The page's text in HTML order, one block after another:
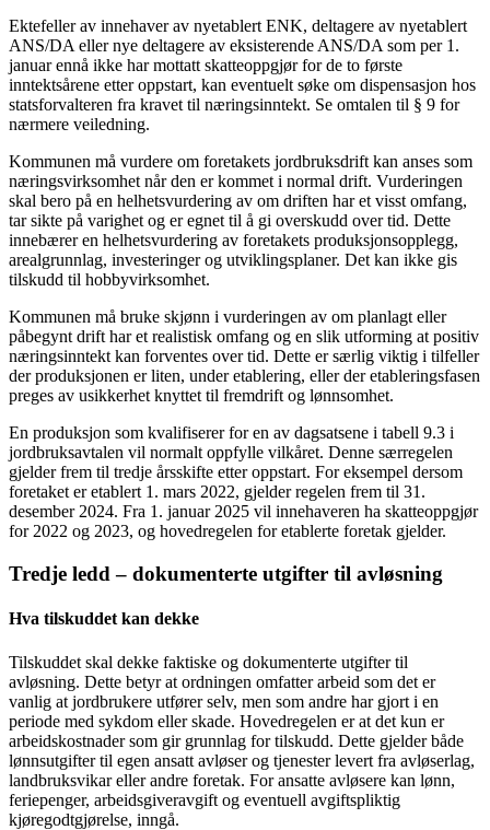
Ektefeller av innehaver av nyetablert ENK, deltagere av nyetablert
ANS/DA eller nye deltagere av eksisterende ANS/DA som per 1.
januar ennå ikke har mottatt skatteoppgjør for de to første
inntektsårene etter oppstart, kan eventuelt søke om dispensasjon hos
statsforvalteren fra kravet til næringsinntekt. Se omtalen til § 9 for
nærmere veiledning.
Kommunen må vurdere om foretakets jordbruksdrift kan anses som
næringsvirksomhet når den er kommet i normal drift. Vurderingen
skal bero på en helhetsvurdering av om driften har et visst omfang,
tar sikte på varighet og er egnet til å gi overskudd over tid. Dette
innebærer en helhetsvurdering av foretakets produksjonsopplegg,
arealgrunnlag, investeringer og utviklingsplaner. Det kan ikke gis
tilskudd til hobbyvirksomhet.
Kommunen må bruke skjønn i vurderingen av om planlagt eller
påbegynt drift har et realistisk omfang og en slik utforming at positiv
næringsinntekt kan forventes over tid. Dette er særlig viktig i tilfeller
der produksjonen er liten, under etablering, eller der etableringsfasen
preges av usikkerhet knyttet til fremdrift og lønnsomhet.
En produksjon som kvalifiserer for en av dagsatsene i tabell 9.3 i
jordbruksavtalen vil normalt oppfylle vilkåret. Denne særregelen
gjelder frem til tredje årsskifte etter oppstart. For eksempel dersom
foretaket er etablert 1. mars 2022, gjelder regelen frem til 31.
desember 2024. Fra 1. januar 2025 vil innehaveren ha skatteoppgjør
for 2022 og 2023, og hovedregelen for etablerte foretak gjelder.
Tredje ledd – dokumenterte utgifter til avløsning
Hva tilskuddet kan dekke
Tilskuddet skal dekke faktiske og dokumenterte utgifter til
avløsning. Dette betyr at ordningen omfatter arbeid som det er
vanlig at jordbrukere utfører selv, men som andre har gjort i en
periode med sykdom eller skade. Hovedregelen er at det kun er
arbeidskostnader som gir grunnlag for tilskudd. Dette gjelder både
lønnsutgifter til egen ansatt avløser og tjenester levert fra avløserlag,
landbruksvikar eller andre foretak. For ansatte avløsere kan lønn,
feriepenger, arbeidsgiveravgift og eventuell avgiftspliktig
kjøregodtgjørelse, inngå.